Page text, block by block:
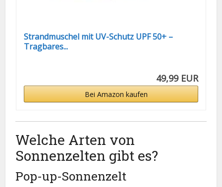
Strandmuschel mit UV-Schutz UPF 50+ –
Tragbares...
49,99 EUR
Bei Amazon kaufen
Welche Arten von
Sonnenzelten gibt es?
Pop-up-Sonnenzelt